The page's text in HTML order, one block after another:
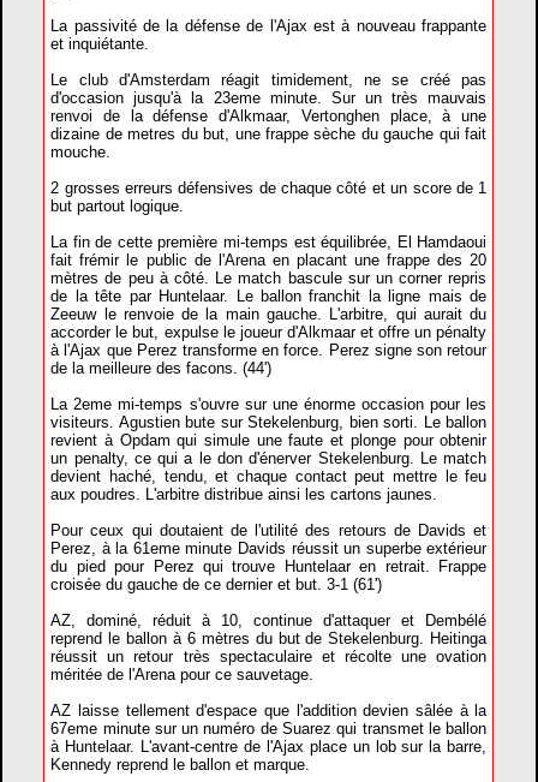
La passivité de la défense de l'Ajax est à nouveau frappante
et inquiétante.
Le club d'Amsterdam réagit timidement, ne se créé pas
d'occasion jusqu'à la 23eme minute. Sur un très mauvais
renvoi de la défense d'Alkmaar, Vertonghen place, à une
dizaine de metres du but, une frappe sèche du gauche qui fait
mouche.
2 grosses erreurs défensives de chaque côté et un score de 1
but partout logique.
La fin de cette première mi-temps est équilibrée, El Hamdaoui
fait frémir le public de l'Arena en placant une frappe des 20
mètres de peu à côté. Le match bascule sur un corner repris
de la tête par Huntelaar. Le ballon franchit la ligne mais de
Zeeuw le renvoie de la main gauche. L'arbitre, qui aurait du
accorder le but, expulse le joueur d'Alkmaar et offre un pénalty
à l'Ajax que Perez transforme en force. Perez signe son retour
de la meilleure des facons. (44')
La 2eme mi-temps s'ouvre sur une énorme occasion pour les
visiteurs. Agustien bute sur Stekelenburg, bien sorti. Le ballon
revient à Opdam qui simule une faute et plonge pour obtenir
un penalty, ce qui a le don d'énerver Stekelenburg. Le match
devient haché, tendu, et chaque contact peut mettre le feu
aux poudres. L'arbitre distribue ainsi les cartons jaunes.
Pour ceux qui doutaient de l'utilité des retours de Davids et
Perez, à la 61eme minute Davids réussit un superbe extérieur
du pied pour Perez qui trouve Huntelaar en retrait. Frappe
croisée du gauche de ce dernier et but. 3-1 (61')
AZ, dominé, réduit à 10, continue d'attaquer et Dembélé
reprend le ballon à 6 mètres du but de Stekelenburg. Heitinga
réussit un retour très spectaculaire et récolte une ovation
méritée de l'Arena pour ce sauvetage.
AZ laisse tellement d'espace que l'addition devien sâlée à la
67eme minute sur un numéro de Suarez qui transmet le ballon
à Huntelaar. L'avant-centre de l'Ajax place un lob sur la barre,
Kennedy reprend le ballon et marque.